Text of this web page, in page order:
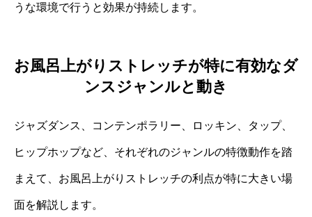
うな環境で行うと効果が持続します。
お風呂上がりストレッチが特に有効なダ
ンスジャンルと動き
ジャズダンス、コンテンポラリー、ロッキン、タップ、
ヒップホップなど、それぞれのジャンルの特徴動作を踏
まえて、お風呂上がりストレッチの利点が特に大きい場
面を解説します。